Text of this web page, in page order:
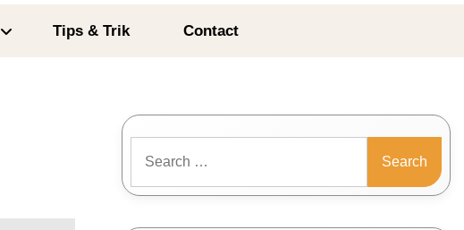
Tips & Trik Contact
for: